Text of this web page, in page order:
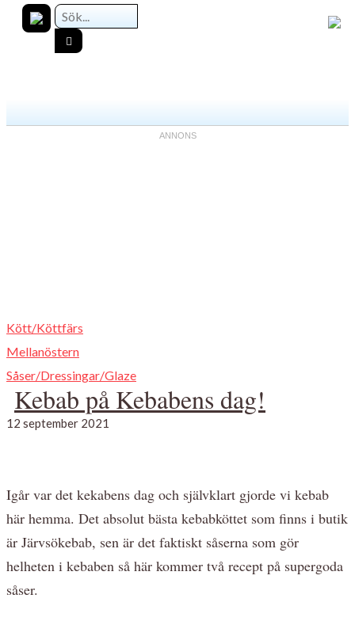
Kött/Köttfärs
Mellanöstern
Såser/Dressingar/Glaze
Kebab på Kebabens dag!
12 september 2021
Igår var det kekabens dag och självklart gjorde vi kebab
här hemma. Det absolut bästa kebabköttet som finns i butik
är Järvsökebab, sen är det faktiskt såserna som gör
helheten i kebaben så här kommer två recept på supergoda
såser.